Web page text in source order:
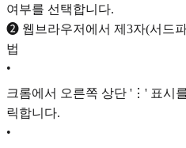
여부를 선택합니다.
❷ 웹브라우저에서 제3자(서드
법
•
크롬에서 오른쪽 상단 '⋮' 표시
릭합니다.
•